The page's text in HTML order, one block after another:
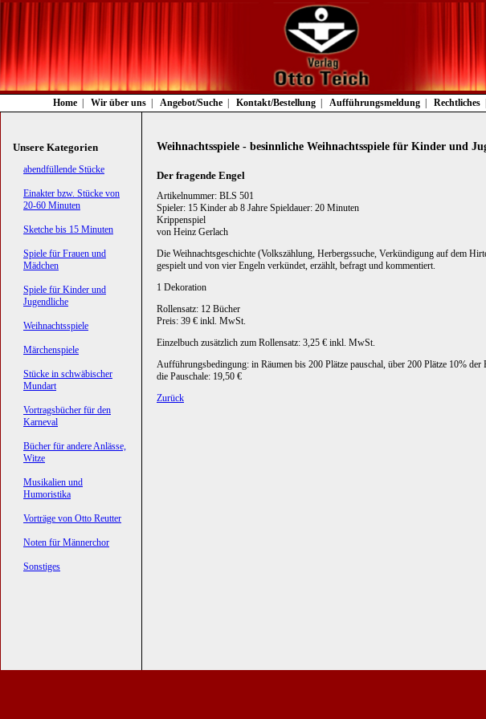
Navigation
überspringen
Home Wir über uns Angebot/Suche Kontakt/Bestellung Aufführungsmeldung Rechtliches
Weihnachtsspiele - besinnliche Weihnachtsspiele für Kinder und
Der fragende Engel
Artikelnummer: BLS 501
Spieler: 15 Kinder ab 8 Jahre Spieldauer: 20 Minuten
Krippenspiel
von Heinz Gerlach
Die Weihnachtsgeschichte (Volkszählung, Herbergssuche, Verkündigung auf dem
gespielt und von vier Engeln verkündet, erzählt, befragt und kommentiert.
1 Dekoration
Rollensatz: 12 Bücher
Preis: 39 € inkl. MwSt.
Einzelbuch zusätzlich zum Rollensatz: 3,25 € inkl. MwSt.
Aufführungsbedingung: in Räumen bis 200 Plätze pauschal, über 200 Plätze 10%
die Pauschale: 19,50 €
Zurück
Unsere Kategorien
Navigation
abendfüllende Stücke
Einakter bzw. Stücke von
20-60 Minuten
Sketche bis 15 Minuten
Spiele für Frauen und
Mädchen
Spiele für Kinder und
Jugendliche
Weihnachtsspiele
Märchenspiele
Stücke in schwäbischer
Mundart
Vortragsbücher für den
Karneval
Bücher für andere Anlässe,
Witze
Musikalien und
Humoristika
Vorträge von Otto Reutter
Noten für Männerchor
Sonstiges